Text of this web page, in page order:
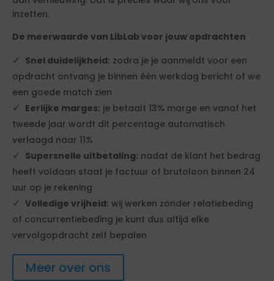
inzetten.
De meerwaarde van LibLab voor jouw opdrachten
Snel duidelijkheid: zodra je je aanmeldt voor een
opdracht ontvang je binnen één werkdag bericht of we
een goede match zien
Eerlijke marges: je betaalt 13% marge en vanaf het
tweede jaar wordt dit percentage automatisch
verlaagd naar 11%
Supersnelle uitbetaling: nadat de klant het bedrag
heeft voldaan staat je factuur of brutoloon binnen 24
uur op je rekening
Volledige vrijheid: wij werken zonder relatiebeding
of concurrentiebeding je kunt dus altijd elke
vervolgopdracht zelf bepalen
Meer over ons